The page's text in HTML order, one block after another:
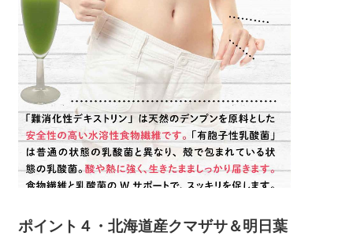
ポイント４・北海道産クマザサ＆明日葉